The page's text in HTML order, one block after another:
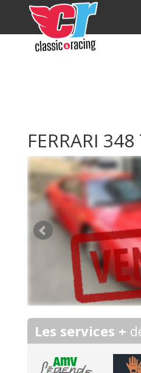
FERRARI 348
Les services +